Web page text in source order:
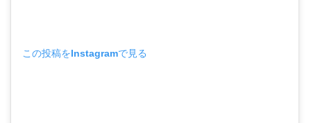
この投稿をInstagramで見る